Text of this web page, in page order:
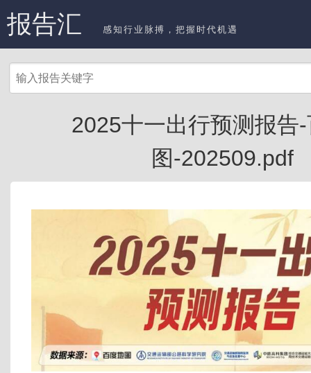
报告汇 感知行业脉搏，把握时代机遇
2025十一出行预测报告
图-202509.pdf